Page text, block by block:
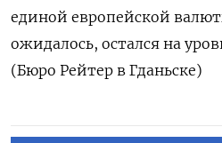
единой европейской
ожидалось, остался на
(Бюро Рейтер в Гданьске)